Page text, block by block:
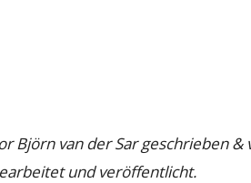
Björn van der Sar geschrieben &
und veröffentlicht.